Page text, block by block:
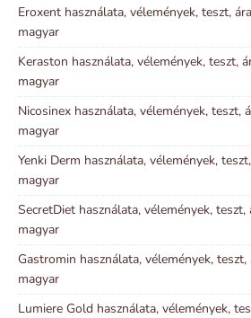
Eroxent használata, vélemények, teszt,
magyar
Keraston használata, vélemények, teszt,
magyar
Nicosinex használata, vélemények, teszt,
magyar
Yenki Derm használata, vélemények,
magyar
SecretDiet használata, vélemények,
magyar
Gastromin használata, vélemények,
magyar
Lumiere Gold használata, vélemények,